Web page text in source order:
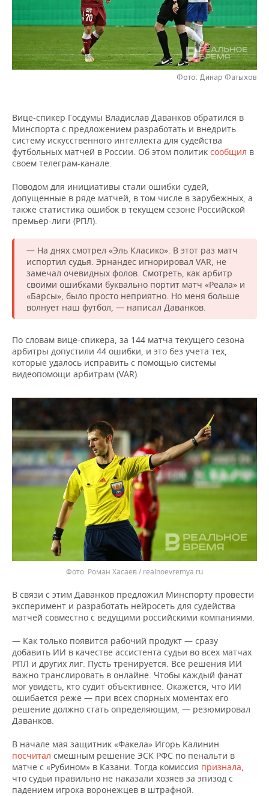
НЕФТЕХИМИЯ
НЕФТЬ
ОПК
РОЗНИЧНАЯ ТОРГОВЛЯ
ТРАНСПОРТ
НОВОСТИ ТЕХНОЛОГИЙ
МЕРОПРИЯТИЯ
НОВОСТИ МЕРОПРИЯТИЙ
ONLINE-КОНФЕРЕНЦИИ
ОТКРЫТАЯ ЛЕКЦИЯ
СПОРТ
ХОККЕЙ
БАСКЕТБОЛ
ВОЛЕЙБОЛ
КИБЕРСПОРТ
ВОДНЫЕ ВИДЫ СПОРТА
ХОККЕЙ С МЯЧОМ
ВЛАСТЬ
ИНФРАСТРУКТУРА
ИСТОРИЯ
КУЛЬТУРА
ОБРАЗОВАНИЕ
ПРОИСШЕСТВИЯ
СЮЖЕТЫ
СПРАВОЧНИК
СПИСОК ПЕРСОН
СПИСОК КОМПАНИЙ
ПОЛНАЯ ВЕРСИЯ
Фото: Динар Фатыхов
Вице-спикер Госдумы Владислав Даванков обратился в
Минспорта с предложением разработать и внедрить
систему искусственного интеллекта для судейства
футбольных матчей в России. Об этом политик сообщил в
своем телеграм-канале.
Поводом для инициативы стали ошибки судей,
допущенные в ряде матчей, в том числе в зарубежных, а
также статистика ошибок в текущем сезоне Российской
премьер-лиги (РПЛ).
— На днях смотрел «Эль Класико». В этот раз матч
испортил судья. Эрнандес игнорировал VAR, не
замечал очевидных фолов. Смотреть, как арбитр
своими ошибками буквально портит матч «Реала» и
«Барсы», было просто неприятно. Но меня больше
волнует наш футбол, — написал Даванков.
По словам вице-спикера, за 144 матча текущего сезона
арбитры допустили 44 ошибки, и это без учета тех,
которые удалось исправить с помощью системы
видеопомощи арбитрам (VAR).
Роман Хасаев / realnoevremya.ru
В связи с этим Даванков предложил Минспорту провести
эксперимент и разработать нейросеть для судейства
матчей совместно с ведущими российскими компаниями.
— Как только появится рабочий продукт — сразу
добавить ИИ в качестве ассистента судьи во всех матчах
РПЛ и других лиг. Пусть тренируется. Все решения ИИ
важно транслировать в онлайне. Чтобы каждый фанат
мог увидеть, кто судит объективнее. Окажется, что ИИ
ошибается реже — при всех спорных моментах его
решение должно стать определяющим, — резюмировал
Даванков.
В начале мая защитник «Факела» Игорь Калинин
посчитал смешным решение ЭСК РФС по пенальти в
матче с «Рубином» в Казани. Тогда комиссия признала,
что судьи правильно не наказали хозяев за эпизод с
падением игрока воронежцев в штрафной.